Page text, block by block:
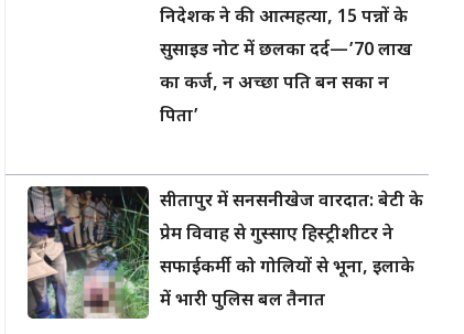
निदेशक ने की आत्महत्या, 15 पन्नों के
सुसाइड नोट में छलका दर्द—’70 लाख
का कर्ज, न अच्छा पति बन सका न
पिता’
सीतापुर में सनसनीखेज वारदात: बेटी के
प्रेम विवाह से गुस्साए हिस्ट्रीशीटर ने
सफाईकर्मी को गोलियों से भूना, इलाके
में भारी पुलिस बल तैनात